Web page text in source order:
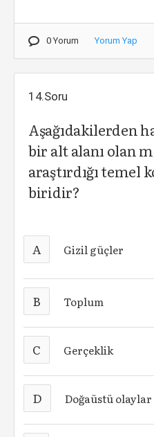
0 Yorum Yorum Yap
14.Soru
Aşağıdakilerden
bir alt alanı olan
araştırdığı temel
biridir?
A Gizil güçler
B Toplum
C Gerçeklik
D Doğaüstü olaylar